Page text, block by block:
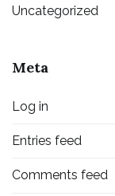
Uncategorized
Meta
Log in
Entries feed
Comments feed